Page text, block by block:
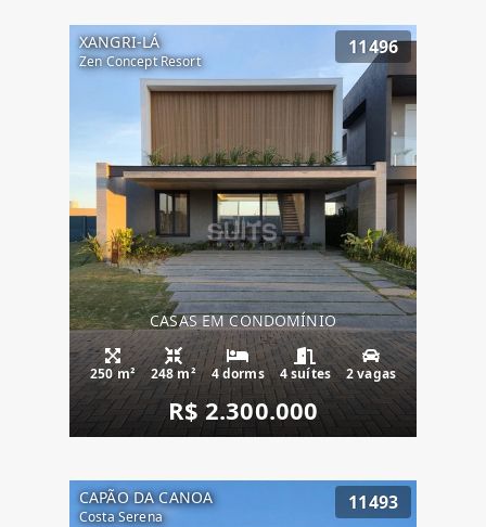
XANGRI-LÁ
Zen Concept Resort
11496
CASAS EM CONDOMÍNIO
250 m² 248 m² 4 dorms 4 suítes 2 vagas
R$ 2.300.000
CAPÃO DA CANOA
Costa Serena
11493